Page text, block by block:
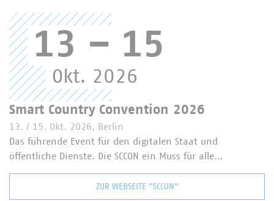
13 – 15
Okt. 2026
Smart Country Convention 2026
13. / 15. Okt. 2026, Berlin
Das führende Event für den digitalen Staat und
öffentliche Dienste. Die SCCON ein Muss für alle…
ZUR WEBSEITE "SCCON"